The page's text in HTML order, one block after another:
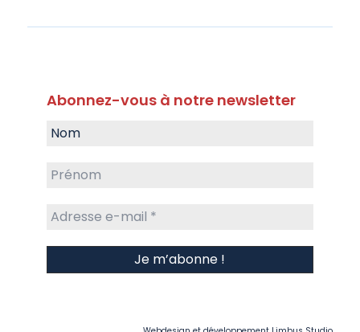
Abonnez-vous à notre newsletter